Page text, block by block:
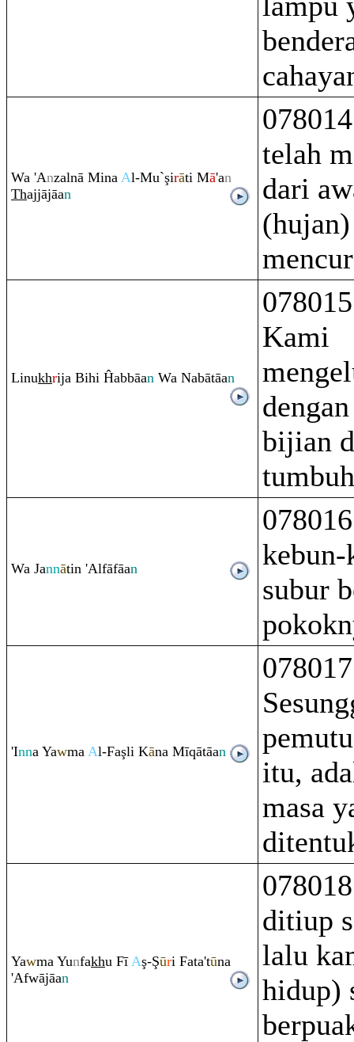
Wa 'Anzalnā Mina Al-Mu`şirāti Mā'an
Thajjājāan
telah
dari
Linukhrija Bihi Ĥabbāan Wa Nabātāan
Kami
bijian
Wa Jannātin 'Alfāfāan
kebun-
subur
'Inna Yawma Al-Faşli Kāna Mīqātāan
078017
itu,
masa
Yawma Yunfakhu FīAş-Şūri Fata'tūna
'Afwājāan
ditiup
lalu
hidup)